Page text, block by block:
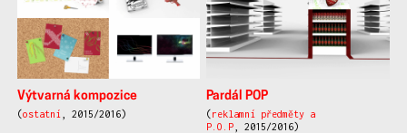
Výtvarná kompozice
(ostatní, 2015/2016)
Pardál POP
( reklamní předměty a
P.O.P, 2015/2016)